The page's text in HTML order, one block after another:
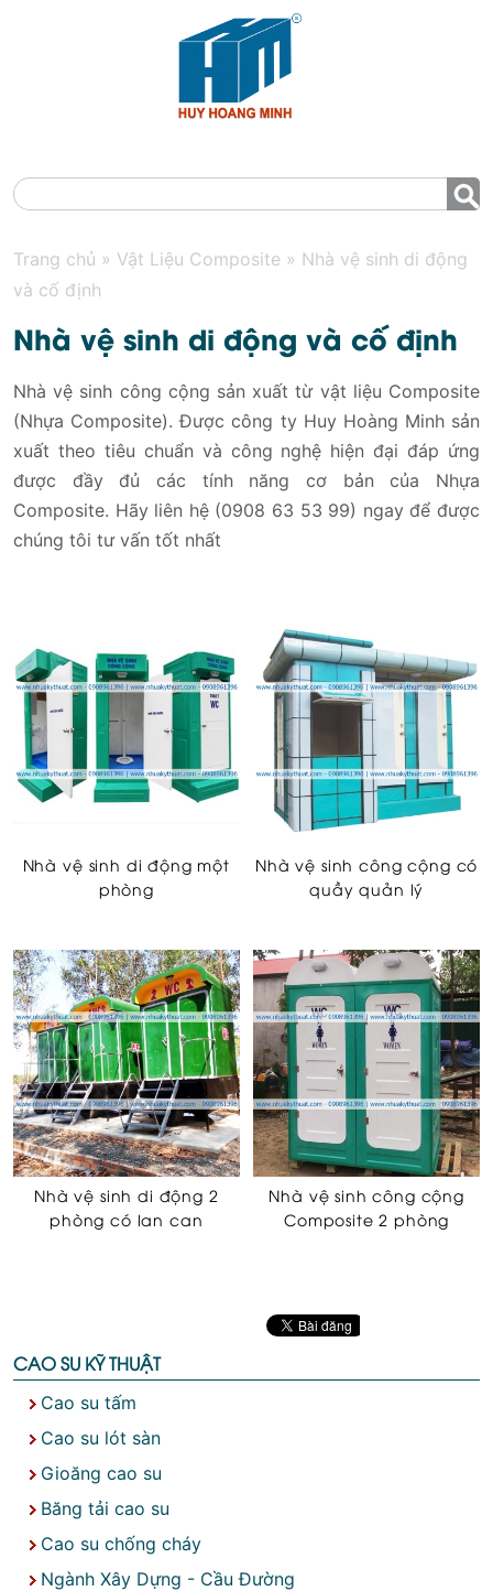
Trang chủ » Vật Liệu Composite » Nhà vệ sinh di động
và cố định
Nhà vệ sinh di động và cố định
Nhà vệ sinh công cộng sản xuất từ vật liệu Composite
(Nhựa Composite). Được công ty Huy Hoàng Minh sản
xuất theo tiêu chuẩn và công nghệ hiện đại đáp ứng
được đầy đủ các tính năng cơ bản của Nhựa
Composite. Hãy liên hệ (0908 63 53 99) ngay để được
chúng tôi tư vấn tốt nhất
Nhà vệ sinh di động một
phòng
Nhà vệ sinh công cộng có
quầy quản lý
Nhà vệ sinh di động 2
phòng có lan can
Nhà vệ sinh công cộng
Composite 2 phòng
CAO SU KỸ THUẬT
Cao su tấm
Cao su lót sàn
Gioăng cao su
Băng tải cao su
Cao su chống cháy
Ngành Xây Dựng - Cầu Đường